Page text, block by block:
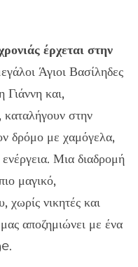
έρχεται στην
Άγιοι Βασίληδες
Γιάννη και,
καταλήγουν στην
δρόμο με χαμόγελα,
Μια διαδρομή
μαγικό,
χωρίς νικητές και
αποζημιώνει με ένα